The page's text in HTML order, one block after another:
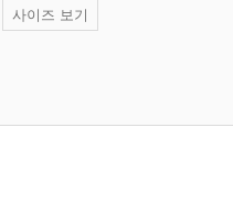
사이즈 보기